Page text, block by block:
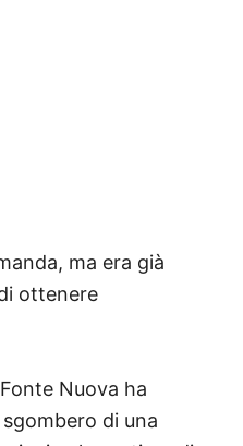
ma era già
ottenere
Nuova ha
di una